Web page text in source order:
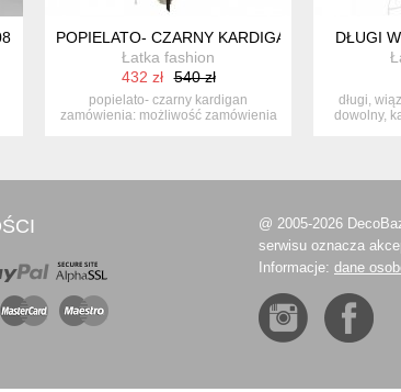
BEŻ MKMPOPIELATO- CZARNY KARDIGAN
Łatka fashion
432 zł
540 zł
popielato- czarny kardigan
zamówienia: możliwość zamówienia
DŁUGI
długi,
dowolny,
@ 2005-2026
serwisu oznacza
Informacje: dane